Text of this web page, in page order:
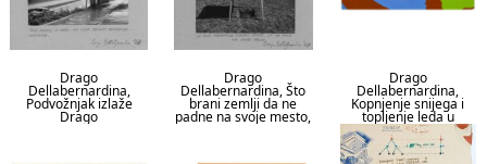
Drago
Dellabernardina,
Podvožnjak izlaže
Drago
Dellabernardina,
Drago
Dellabernardina, Što
brani zemlji da ne
padne na svoje mesto,
1969.
Drago
Dellabernardina,
Kopnjenje snijega i
topljenje leda u
Jugoslaviji, 1969.